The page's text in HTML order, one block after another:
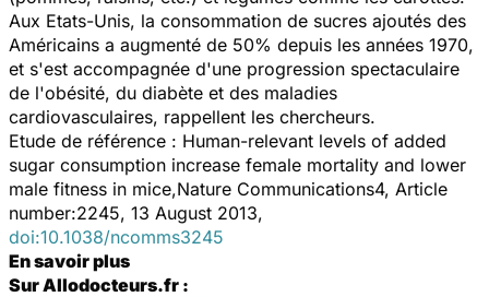
Aux Etats-Unis, la consommation de sucres ajoutés des
Américains a augmenté de 50% depuis les années 1970,
et s'est accompagnée d'une progression spectaculaire
de l'obésité, du diabète et des maladies
cardiovasculaires, rappellent les chercheurs.
Etude de référence : Human-relevant levels of added
sugar consumption increase female mortality and lower
male fitness in mice,Nature Communications4, Article
number:2245, 13 August 2013,
doi:10.1038/ncomms3245
En savoir plus
Sur Allodocteurs.fr :